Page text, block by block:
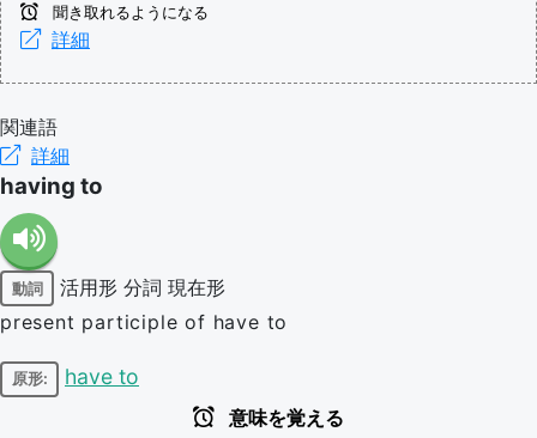
聞き取れるようになる
詳細
関連語
詳細
having to
動詞 活用形 分詞 現在形
present participle of have to
原形: have to
意味を覚える